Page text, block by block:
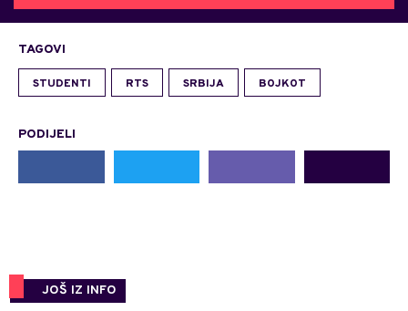
TAGOVI
STUDENTI RTS SRBIJA BOJKOT
PODIJELI
JOŠ IZ INFO